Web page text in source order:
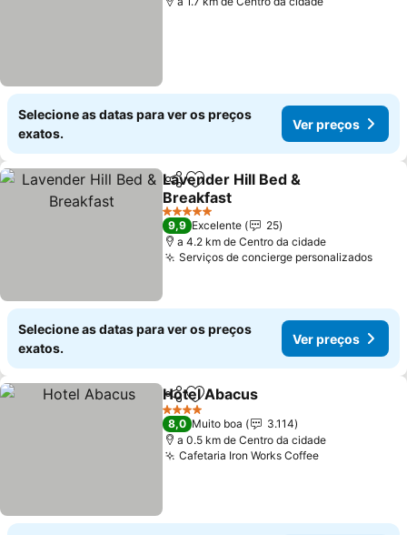
Selecione as datas para ver os preços
exatos.
Ver preços
PartilharAdicionar aos favoritos
Lavender Hill Bed &
Breakfast
5 Estrelas
9,9 Excelente
25
a 4.2 km de Centro da cidade
Serviços de concierge personalizados
Selecione as datas para ver os preços
exatos.
Ver preços
PartilharAdicionar aos favoritos
Hotel Abacus
4 Estrelas
8,0 Muito boa
3.114
a 0.5 km de Centro da cidade
Cafetaria Iron Works Coffee